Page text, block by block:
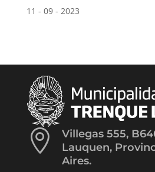
11 - 09 - 2023

Villegas 555,
Lauquen,
Aires.